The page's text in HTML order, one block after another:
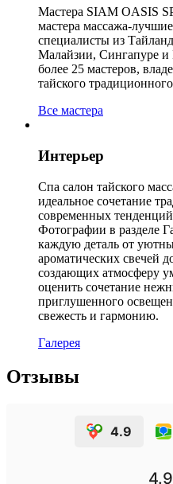
Мастера SIAM OASIS
мастера массажа-
специалисты из
Малайзии, Сингапуре
более 25 мастеров,
тайского
Все мастера
Интерьер
Спа салон тайского
идеальное сочетание
современных
Фотографии в разделе
каждую деталь от
ароматических свечей
создающих атмосферу
оценить сочетание
приглушенного
свежесть и гармонию.
Галерея
Отзывы
4.9
4.9